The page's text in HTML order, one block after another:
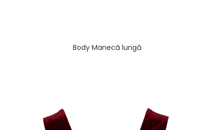
Body Manecă lungă